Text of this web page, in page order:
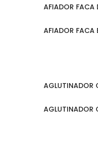
AFIADOR FACA
AFIADOR FACA